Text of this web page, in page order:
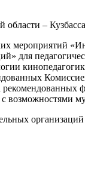
–
мероприятий
для
возможностями